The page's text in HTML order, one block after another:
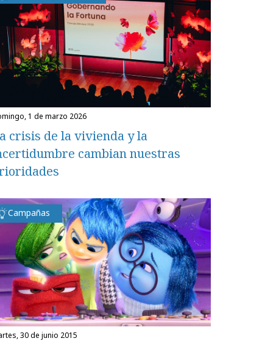
1 de marzo 2026
crisis de la vivienda y la
cambian nuestras
Campañas
30 de junio 2015